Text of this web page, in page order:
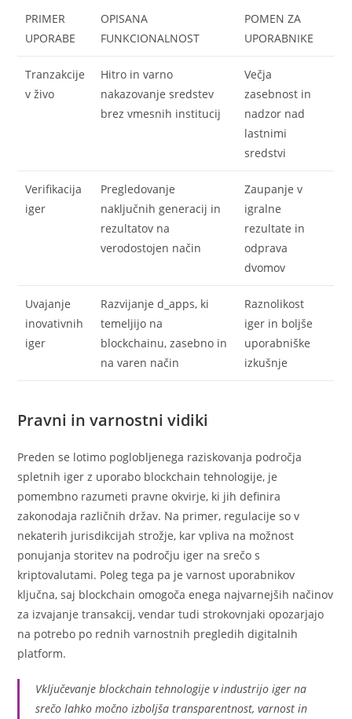
PRIMER
UPORABE
OPISANA
FUNKCIONALNOST
POMEN ZA
UPORABNIKE
Tranzakcije
v živo
Hitro in varno
nakazovanje sredstev
brez vmesnih institucij
Večja
zasebnost in
nadzor nad
lastnimi
sredstvi
Verifikacija
iger
Pregledovanje
naključnih generacij in
rezultatov na
verodostojen način
Zaupanje v
igralne
rezultate in
odprava
dvomov
Uvajanje
inovativnih
iger
Razvijanje d_apps, ki
temeljijo na
blockchainu, zasebno in
na varen način
Raznolikost
iger in boljše
uporabniške
izkušnje
Pravni in varnostni vidiki
Preden se lotimo poglobljenega raziskovanja področja
spletnih iger z uporabo blockchain tehnologije, je
pomembno razumeti pravne okvirje, ki jih definira
zakonodaja različnih držav. Na primer, regulacije so v
nekaterih jurisdikcijah strožje, kar vpliva na možnost
ponujanja storitev na področju iger na srečo s
kriptovalutami. Poleg tega pa je varnost uporabnikov
ključna, saj blockchain omogoča enega najvarnejših načinov
za izvajanje transakcij, vendar tudi strokovnjaki opozarjajo
na potrebo po rednih varnostnih pregledih digitalnih
platform.
Vključevanje blockchain tehnologije v industrijo iger na
srečo lahko močno izboljša transparentnost, varnost in